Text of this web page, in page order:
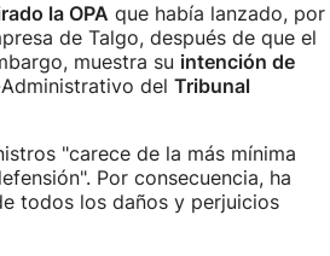
la OPA que había lanzado, por
de Talgo, después de que el
muestra su intención de
del Tribunal
"carece de la más mínima
Por consecuencia, ha
todos los daños y perjuicios